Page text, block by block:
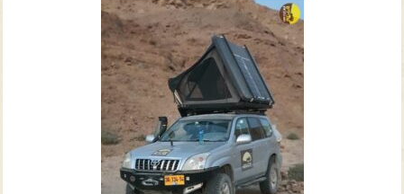
הבלוג של יואב קווה
פודקאסט ג'יפאות
צרו קשר עם שבילים
אודות יואב קווה והאתר שבילים